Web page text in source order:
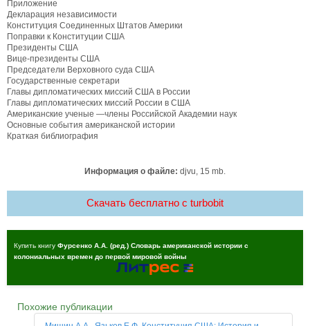
Приложение
Декларация независимости
Конституция Соединенных Штатов Америки
Поправки к Конституции США
Президенты США
Вице-президенты США
Председатели Верховного суда США
Государственные секретари
Главы дипломатических миссий США в России
Главы дипломатических миссий России в США
Американские ученые —члены Российской Академии наук
Основные события американской истории
Краткая библиография
Информация о файле: djvu, 15 mb.
Скачать бесплатно c turbobit
Купить книгу Фурсенко А.А. (ред.) Словарь американской истории с
колониальных времен до первой мировой войны
Похожие публикации